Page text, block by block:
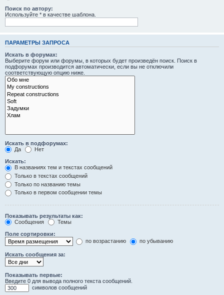
Поиск по автору:
Используйте * в качестве шаблона.
ПАРАМЕТРЫ ЗАПРОСА
Искать в форумах:
Выберите форум или форумы, в которых будет произведён поиск. Поиск в
подфорумах производится автоматически, если вы не отключили
соответствующую опцию ниже.
Искать в подфорумах:
Да
Нет
Искать:
В названиях тем и текстах сообщений
Только в текстах сообщений
Только по названию темы
Только в первом сообщении темы
Показывать результаты как:
Сообщения
Темы
Поле сортировки:
по возрастанию
по убыванию
Искать сообщения за:
Показывать первые:
Введите 0 для вывода полного текста сообщений.
символов сообщений